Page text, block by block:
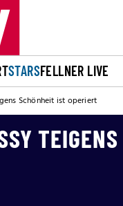
STARSFELLNER LIVE
Schönheit ist operiert